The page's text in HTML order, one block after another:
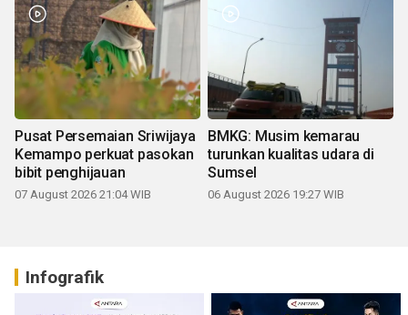
Pusat Persemaian Sriwijaya
Kemampo perkuat pasokan
bibit penghijauan
07 August 2026 21:04 WIB
BMKG: Musim kemarau
turunkan kualitas udara di
Sumsel
06 August 2026 19:27 WIB
Infografik